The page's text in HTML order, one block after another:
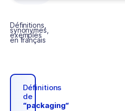
Définitions,
synonymes,
exemples
en français
Définitions
de
“packaging“